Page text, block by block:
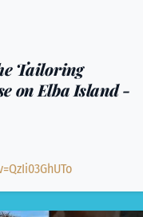
Tailoring
on Elba Island -